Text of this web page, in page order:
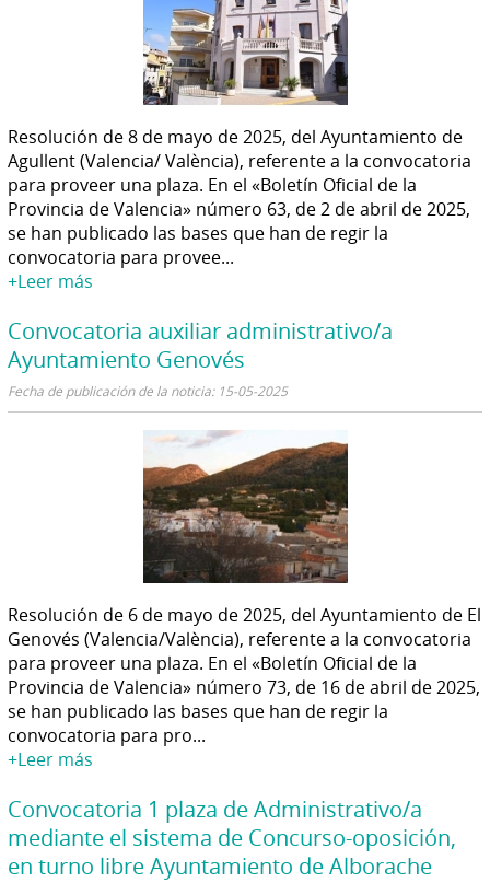
Resolución de 8 de mayo de 2025, del Ayuntamiento de
Agullent (Valencia/ València), referente a la convocatoria
para proveer una plaza. En el «Boletín Oficial de la
Provincia de Valencia» número 63, de 2 de abril de 2025,
se han publicado las bases que han de regir la
convocatoria para provee...
+Leer más
Convocatoria auxiliar administrativo/a
Ayuntamiento Genovés
Fecha de publicación de la noticia: 15-05-2025
Resolución de 6 de mayo de 2025, del Ayuntamiento de El
Genovés (Valencia/València), referente a la convocatoria
para proveer una plaza. En el «Boletín Oficial de la
Provincia de Valencia» número 73, de 16 de abril de 2025,
se han publicado las bases que han de regir la
convocatoria para pro...
+Leer más
Convocatoria 1 plaza de Administrativo/a
mediante el sistema de Concurso-oposición,
en turno libre Ayuntamiento de Alborache